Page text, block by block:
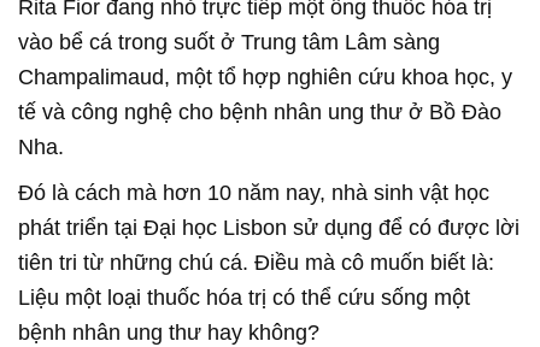
Rita Fior đang nhỏ trực tiếp một ống thuốc hóa trị
vào bể cá trong suốt ở Trung tâm Lâm sàng
Champalimaud, một tổ hợp nghiên cứu khoa học, y
tế và công nghệ cho bệnh nhân ung thư ở Bồ Đào
Nha.
Đó là cách mà hơn 10 năm nay, nhà sinh vật học
phát triển tại Đại học Lisbon sử dụng để có được lời
tiên tri từ những chú cá. Điều mà cô muốn biết là:
Liệu một loại thuốc hóa trị có thể cứu sống một
bệnh nhân ung thư hay không?